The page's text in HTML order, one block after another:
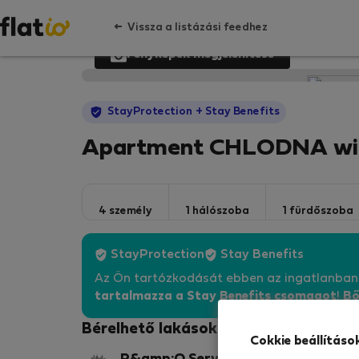
Vissza a listázási feedhez
Fényképek megjelenítése
StayProtection + Stay Benefits
Apartment CHLODNA
4 személy 1 hálószoba 1 fürdőszoba
StayProtection Stay Benefits
Az Ön tartózkodását ebben az ingatlanban
tartalmazza a Stay Benefits csomagot!
Bérelhető lakások - Varsó-Wola
Cokkie